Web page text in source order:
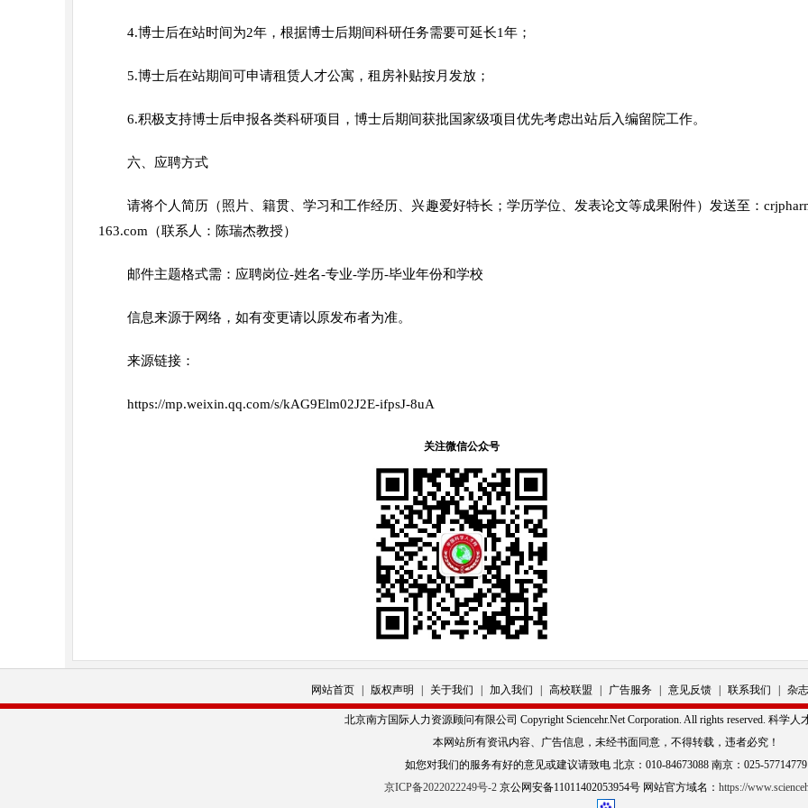
4.博士后在站时间为2年，根据博士后期间科研任务需要可延长1年；
5.博士后在站期间可申请租赁人才公寓，租房补贴按月发放；
6.积极支持博士后申报各类科研项目，博士后期间获批国家级项目优先考虑出站后入编留院工作。
六、应聘方式
请将个人简历（照片、籍贯、学习和工作经历、兴趣爱好特长；学历学位、发表论文等成果附件）发送至：
163.com（联系人：陈瑞杰教授）
邮件主题格式需：应聘岗位-姓名-专业-学历-毕业年份和学校
信息来源于网络，如有变更请以原发布者为准。
来源链接：
https://mp.weixin.qq.com/s/kAG9Elm02J2E-ifpsJ-8uA
关注微信公众号
网站首页 版权声明 关于我们 加入我们 高校联盟 广告服务 意见反馈 联系我们 杂
北京南方国际人力资源顾问有限公司 Copyright Sciencehr.Net Corporation. All rights reserved. 科学人
本网站所有资讯内容、广告信息，未经书面同意，不得转载，违者必究！
如您对我们的服务有好的意见或建议请致电 北京：010-84673088 南京：025-57714779
京ICP备2022022249号-2 京公网安备11011402053954号 网站官方域名： https://